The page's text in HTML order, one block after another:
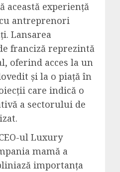
această experiență
antreprenori
Lansarea
franciză reprezintă
oferind acces la un
și la o piață în
care indică o
a sectorului de
ul Luxury
mamă a
importanța